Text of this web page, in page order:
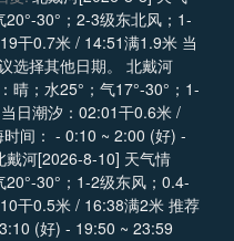
30°；2-3级东北风；1-
干0.7米 / 14:51满1.9米 当
其他日期。 北戴河
晴；水25°；气17°-30°；1-
日潮汐：02:01干0.6米 /
间： - 0:10 ~ 2:00 (好) -
30°；1-2级东风；0.4-
干0.5米 / 16:38满2米 推荐
(好) - 19:50 ~ 23:59